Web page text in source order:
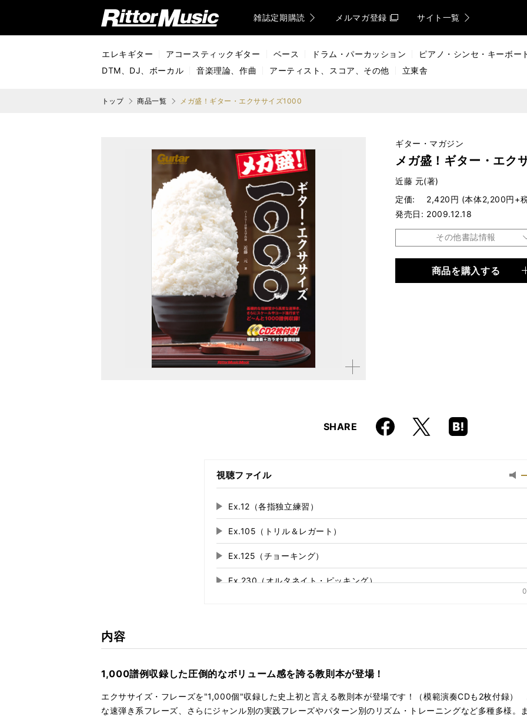
リットーミュージック (Rittor Music) 雑誌定期購読 メルマガ登録 サイト一覧
エレキギター アコースティックギター ベース ドラム・パーカッション ピアノ・シンセ・キーボー
DTM、DJ、ボーカル
音楽理論、作曲 アーティスト、スコア、その他 立東舎
トップ 商品一覧 メガ盛！ギター・エクササイズ1000
拡大す
ギター・マガジン
メガ盛！ギター・エク
近藤 元(著)
定価
2,420円 (本体2,200円+
発売日
2009.12.18
その他書誌情報
ムック
商品を購入する
SHARE Faceboo
k
X
Hatena
Boo
視聴ファイル
最
小
再
生
す
る
Ex.12（各指独立練習）
再
生
す
る
Ex.105（トリル＆レガート）
再
生
す
Ex.125（チョーキング）
再
Ex.230（オルタネイト・ピッキング）
る
生
す
る
再
生
す
Ex.394（ブルース系ソロ）
再
Ex.424（カッティング）
内容
1,000譜例収録した圧倒的なボリューム感を誇る教則本が登場！
エクササイズ・フレーズを"1,000個"収録した史上初と言える教則本が登場です！（模範演奏CDも2枚付録）
な速弾き系フレーズ、さらにジャンル別の実践フレーズやパターン別のリズム・トレーニングなど多種多様。